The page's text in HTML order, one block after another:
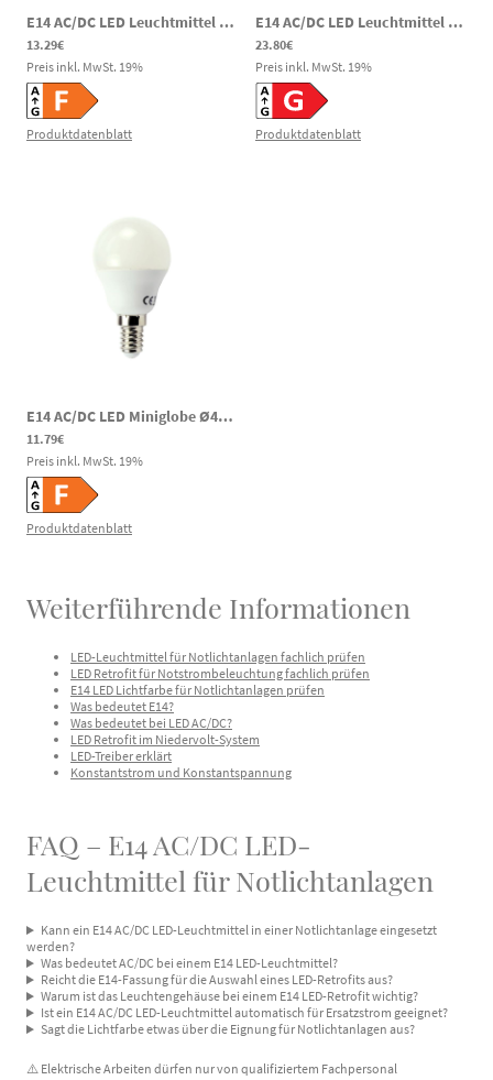
E14 AC/DC LED Leuchtmittel Kerze 4,5W 450lm 6000K 60-295V DC 85-265V AC Notbeleuchtung
13.29€
Preis inkl. MwSt. 19%
Produktdatenblatt
E14 AC/DC LED Leuchtmittel Röhre 8W 600lm 3000K 85-269V DC 85-265V ACNotbeleuchtung
23.80€
Preis inkl. MwSt. 19%
Produktdatenblatt
E14 AC/DC LED Miniglobe Ø45mm 3,7W 400lm 6000K 60-269V DC 85-265V AC 24h Notbeleuchtung
11.79€
Preis inkl. MwSt. 19%
Produktdatenblatt
Weiterführende Informationen
LED-Leuchtmittel für Notlichtanlagen fachlich prüfen
LED Retrofit für Notstrombeleuchtung fachlich prüfen
E14 LED Lichtfarbe für Notlichtanlagen prüfen
Was bedeutet E14?
Was bedeutet bei LED AC/DC?
LED Retrofit im Niedervolt-System
LED-Treiber erklärt
Konstantstrom und Konstantspannung
FAQ – E14 AC/DC LED-
Leuchtmittel für Notlichtanlagen
Kann ein E14 AC/DC LED-Leuchtmittel in einer Notlichtanlage eingesetzt
werden?
Was bedeutet AC/DC bei einem E14 LED-Leuchtmittel?
Reicht die E14-Fassung für die Auswahl eines LED-Retrofits aus?
Warum ist das Leuchtengehäuse bei einem E14 LED-Retrofit wichtig?
Ist ein E14 AC/DC LED-Leuchtmittel automatisch für Ersatzstrom geeignet?
Sagt die Lichtfarbe etwas über die Eignung für Notlichtanlagen aus?
⚠️ Elektrische Arbeiten dürfen nur von qualifiziertem Fachpersonal